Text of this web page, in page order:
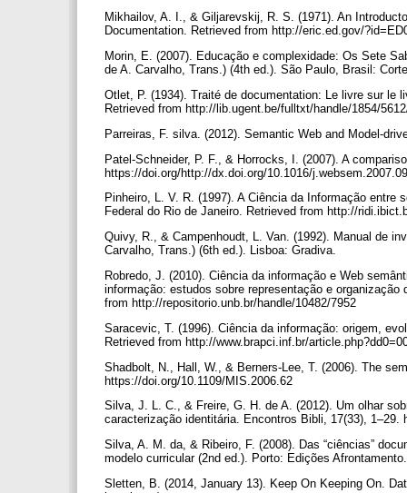
Mikhailov, A. I., & Giljarevskij, R. S. (1971). An
Documentation. Retrieved from http://eric.ed.gov/
Morin, E. (2007). Educação e complexidade: Os Sete
de A. Carvalho, Trans.) (4th ed.). São Paulo, Brasil:
Otlet, P. (1934). Traité de documentation: Le livre sur le
Retrieved from http://lib.ugent.be/fulltxt/handle/1854/
Parreiras, F. silva. (2012). Semantic Web and Model-
Patel-Schneider, P. F., & Horrocks, I. (2007). A
https://doi.org/http://dx.doi.org/10.1016/
Pinheiro, L. V. R. (1997). A Ciência da Informação
Federal do Rio de Janeiro. Retrieved from http://
Quivy, R., & Campenhoudt, L. Van. (1992). Manual de
Carvalho, Trans.) (6th ed.). Lisboa: Gradiva.
Robredo, J. (2010). Ciência da informação e Web
informação: estudos sobre representação e
from http://repositorio.unb.br/handle/10482/7952
Saracevic, T. (1996). Ciência da informação: origem,
Retrieved from http://www.brapci.inf.br/
Shadbolt, N., Hall, W., & Berners-Lee, T. (2006). The
https://doi.org/10.1109/MIS.2006.62
Silva, J. L. C., & Freire, G. H. de A. (2012). Um olhar
caracterização identitária. Encontros Bibli, 17(33),
Silva, A. M. da, & Ribeiro, F. (2008). Das “ciências”
modelo curricular (2nd ed.). Porto: Edições
Sletten, B. (2014, January 13). Keep On Keeping On.